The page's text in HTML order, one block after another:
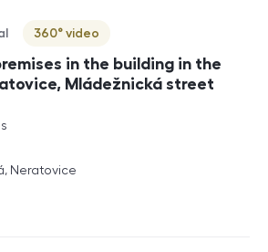
in the building in the
Mládežnická street
360° video
Neratovice